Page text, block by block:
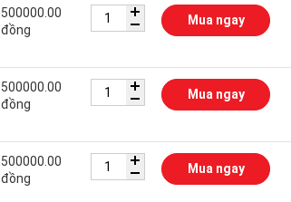
500000.00
đồng
Mua ngay
500000.00
đồng
Mua ngay
500000.00
đồng
Mua ngay